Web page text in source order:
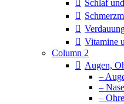
Schlaf
Vitamine
Column 2
Augen,
–
– Nase
–